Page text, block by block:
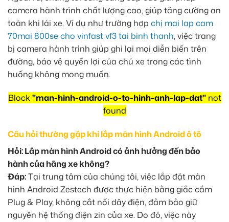
camera hành trình chất lượng cao, giúp tăng cường an
toàn khi lái xe. Ví dụ như trường hợp chị mai lap cam
70mai 800se cho vinfast vf3 tai binh thanh, việc trang
bị camera hành trình giúp ghi lại mọi diễn biến trên
đường, bảo vệ quyền lợi của chủ xe trong các tình
huống không mong muốn.
Block"man-hinh-android-o-to-hinh-anh-lap-dat"not
found
Câu hỏi thường gặp khi lắp màn hình Android ô tô
Hỏi: Lắp màn hình Android có ảnh hưởng đến bảo
hành của hãng xe không?
Đáp:Tại trung tâm của chúng tôi, việc lắp đặt màn
hình Android Zestech được thực hiện bằng giắc cắm
Plug & Play, không cắt nối dây điện, đảm bảo giữ
nguyên hệ thống điện zin của xe. Do đó, việc này